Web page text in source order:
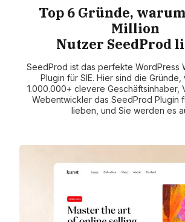
Top 6 Gründe,
Million
Nutzer SeedProd
SeedProd ist das perfekte WordPress
Plugin für SIE. Hier sind die Gründe,
1.000.000+ clevere Geschäftsinhaber,
Webentwickler das SeedProd Plugin
lieben, und Sie werden es